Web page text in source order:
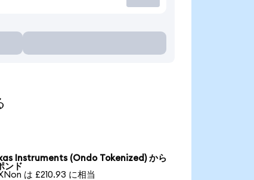
Instruments (Ondo Tokenized) から
ンド
は £210.93 に相当